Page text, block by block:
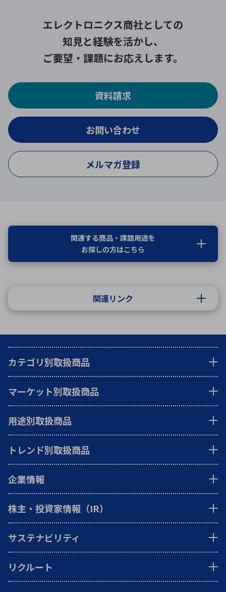
エレクトロニクス商社としての
知見と経験を活かし、
ご要望・課題にお応えします。
資料請求
お問い合わせ
メルマガ登録
関連する商品・課題用途を
お探しの方はこちら
関連リンク
カテゴリ別取扱商品
マーケット別取扱商品
用途別取扱商品
トレンド別取扱商品
企業情報
株主・投資家情報（IR）
サステナビリティ
リクルート